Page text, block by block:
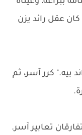
عقل رائد يزن
بيه." كرر آسر، ثم
تعابير آسر.